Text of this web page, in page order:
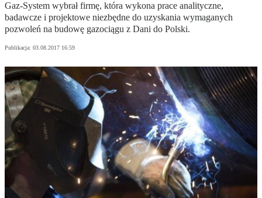
Gaz-System wybrał firmę, która wykona prace analityczne,
badawcze i projektowe niezbędne do uzyskania wymaganych
pozwoleń na budowę gazociągu z Dani do Polski.
Publikacja: 03.08.2017 16:59